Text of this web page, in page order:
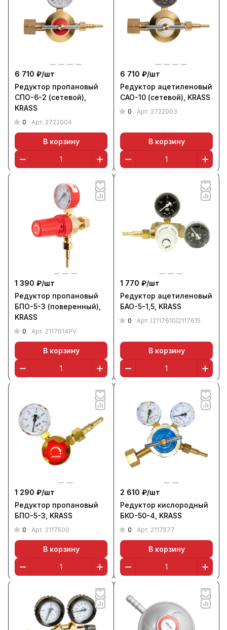
6 710 ₽/шт
Редуктор пропановый
СПО-6-2 (сетевой),
KRASS
0 Арт. 2722004
В корзину
6 710 ₽/шт
Редуктор ацетиленовый
САО-10 (сетевой), KRASS
0 Арт. 2722003
В корзину
1 390 ₽/шт
Редуктор пропановый
БПО-5-3 (поверенный),
KRASS
0 Арт. 2117614PV
В корзину
1 770 ₽/шт
Редуктор ацетиленовый
БАО-5-1,5, KRASS
0 Арт. (2117610)2117615
В корзину
1 290 ₽/шт
Редуктор пропановый
БПО-5-3, KRASS
0 Арт. 2117500
В корзину
2 610 ₽/шт
Редуктор кислородный
БКО-50-4, KRASS
0 Арт. 2117577
В корзину